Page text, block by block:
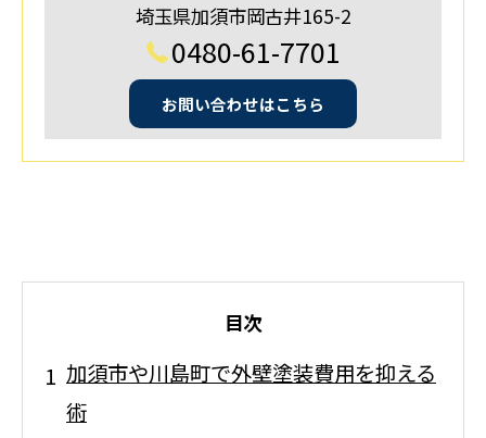
埼玉県加須市岡古井165-2
0480-61-7701
お問い合わせはこちら
目次
加須市や川島町で外壁塗装費用を抑える
術